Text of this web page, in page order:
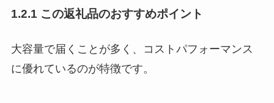
1.2.1 この返礼品のおすすめポイント
大容量で届くことが多く、コストパフォーマンス
に優れているのが特徴です。